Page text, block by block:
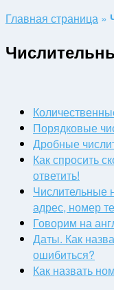
Главная страница »
Порядковые
Дробные
Как спросить
ответить!
Числительные
адрес, номер
Говорим на
Даты. Как
ошибиться?
Как назвать